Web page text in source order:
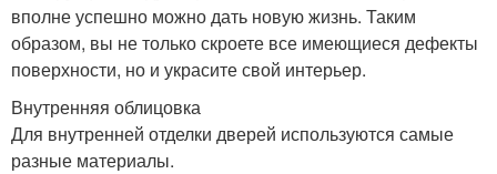
вполне успешно можно дать новую жизнь. Таким
образом, вы не только скроете все имеющиеся дефекты
поверхности, но и украсите свой интерьер.
Внутренняя облицовка
Для внутренней отделки дверей используются самые
разные материалы.